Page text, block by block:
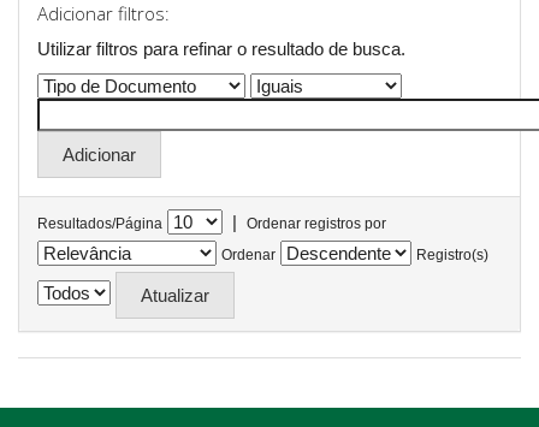
Adicionar filtros:
Utilizar filtros para refinar o resultado de busca.
Resultados/Página |
Ordenar registros por
Ordenar
Registro(s)